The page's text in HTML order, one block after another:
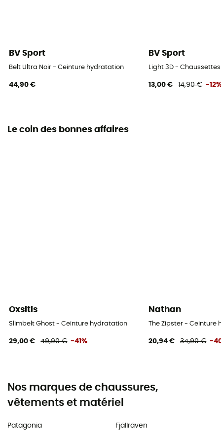
BV Sport
Belt Ultra Noir - Ceinture hydratation
44,90 €
BV Sport
Light 3D -
13,00 € 14,90 € -
Le coin des bonnes affaires
Oxsitis
Slimbelt Ghost - Ceinture hydratation
29,00 € 49,90 € -41%
Nathan
The Zipster - Ceinture
20,94 € 34,90 € -
Nos marques de chaussures,
vêtements et matériel
Patagonia
Fjällräven